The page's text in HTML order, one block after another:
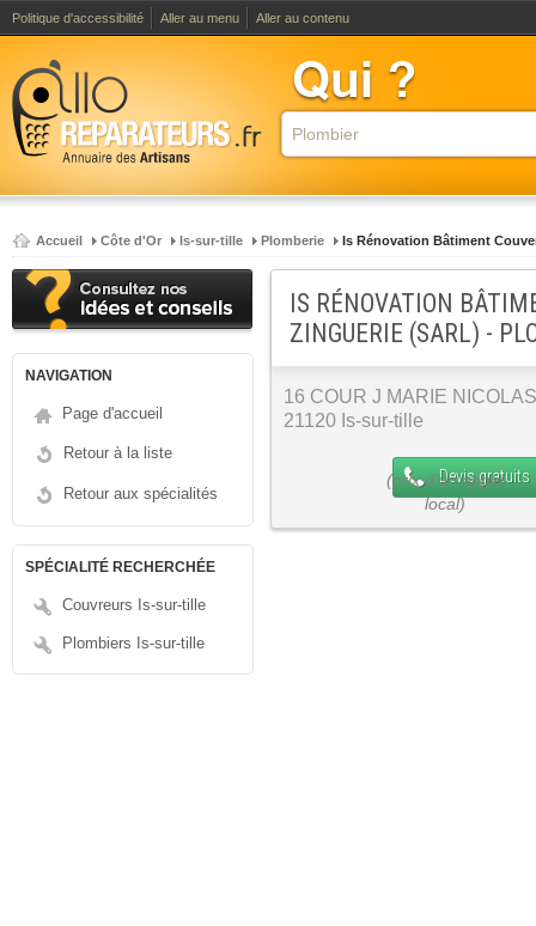
Politique d'accessibilité Aller au menu Aller au contenu
Accueil Côte d'Or Is-sur-tille Plomberie Is Rénovation Bâtiment
NAVIGATION
Page d'accueil
Retour à la liste
Retour aux spécialités
SPÉCIALITÉ RECHERCHÉE
Couvreurs Is-sur-tille
Plombiers Is-sur-tille
IS RÉNOVATION
ZINGUERIE (SARL) -
16 COUR J MARIE NICOLAS
21120 Is-sur-tille
Devis gratuits